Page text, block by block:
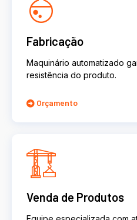
Fabricação
Maquinário automatizado
resistência do produto.
Orçamento
Venda de Produtos